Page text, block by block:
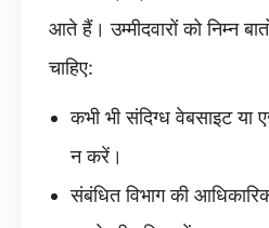
आते हैं। उम्मीदवारों को निम्न
चाहिए:
कभी भी संदिग्ध वेबसाइट
न करें।
संबंधित विभाग की